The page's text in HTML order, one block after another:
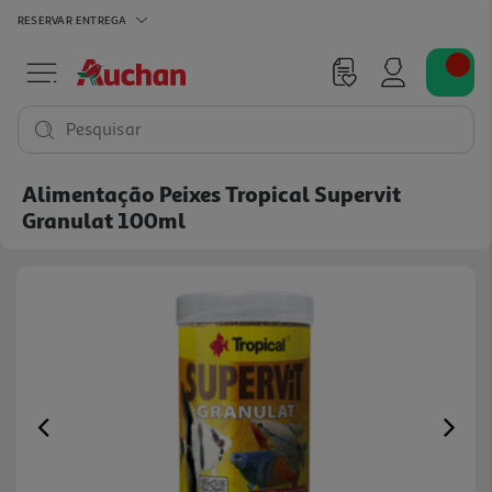
RESERVAR ENTREGA
Pesquisar
Alimentação Peixes Tropical Supervit
Granulat 100ml
Previous